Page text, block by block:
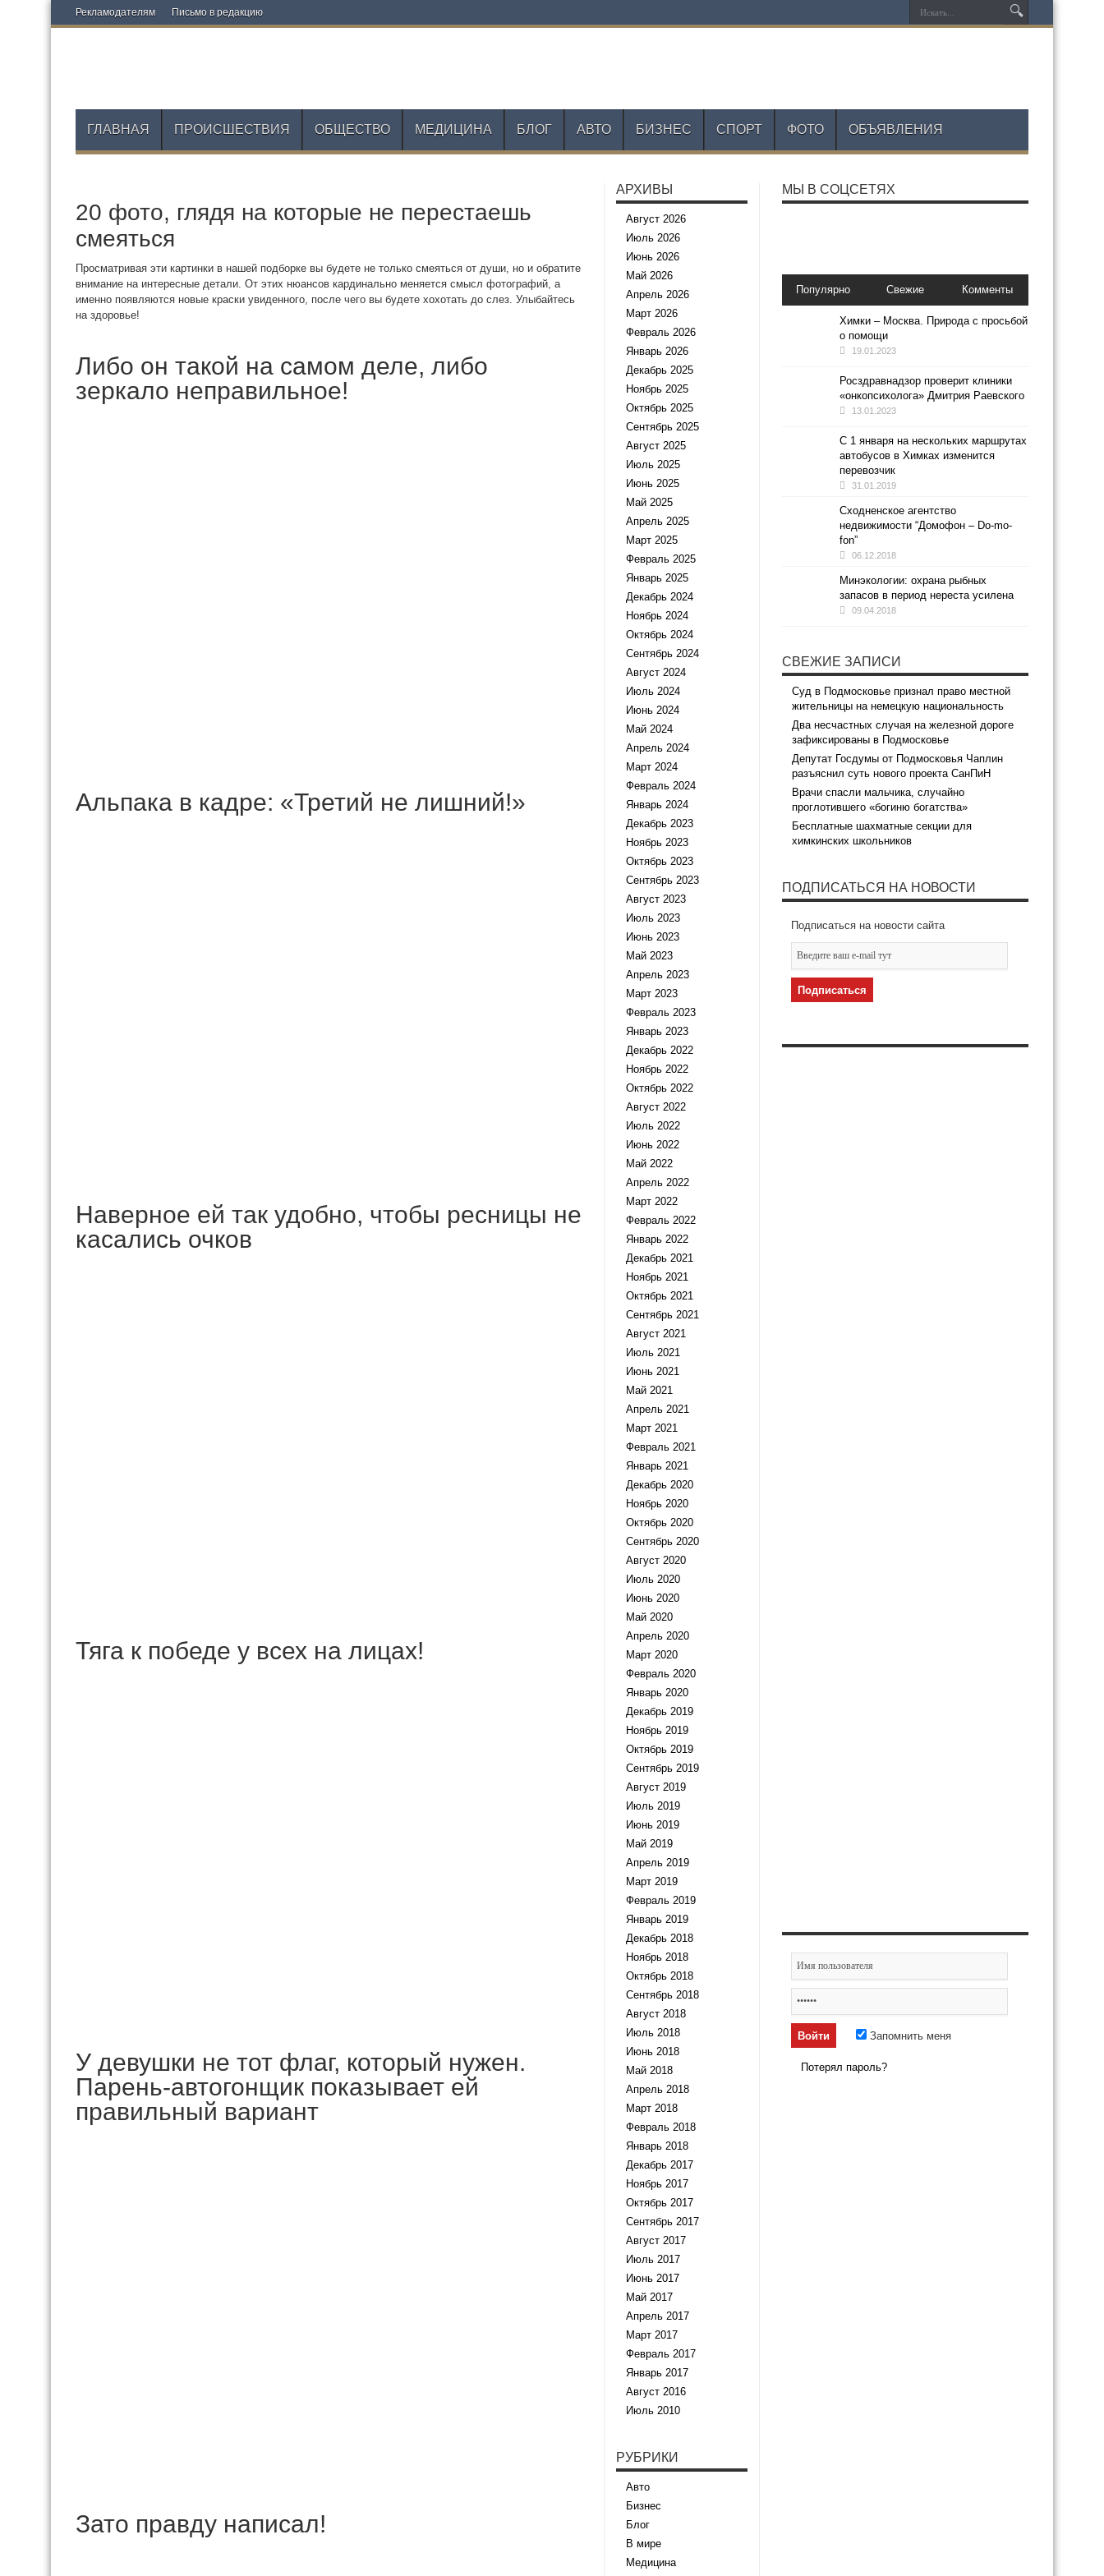
Рекламодателям Письмо в редакцию
ГЛАВНАЯ ПРОИСШЕСТВИЯ ОБЩЕСТВО МЕДИЦИНА БЛОГ АВТО БИЗНЕС СПОРТ ФОТО ОБЪЯВЛЕНИЯ
20 фото, глядя на которые не перестаешь
смеяться
Просматривая эти картинки в нашей подборке вы будете не только смеяться от души, но и обратите
внимание на интересные детали. От этих нюансов кардинально меняется смысл фотографий, а
именно появляются новые краски увиденного, после чего вы будете хохотать до слез. Улыбайтесь
на здоровье!
Либо он такой на самом деле, либо
зеркало неправильное!
Альпака в кадре: «Третий не лишний!»
Наверное ей так удобно, чтобы ресницы не
касались очков
Тяга к победе у всех на лицах!
У девушки не тот флаг, который нужен.
Парень-автогонщик показывает ей
правильный вариант
Зато правду написал!
АРХИВЫ
Август 2026
Июль 2026
Июнь 2026
Май 2026
Апрель 2026
Март 2026
Февраль 2026
Январь 2026
Декабрь 2025
Ноябрь 2025
Октябрь 2025
Сентябрь 2025
Август 2025
Июль 2025
Июнь 2025
Май 2025
Апрель 2025
Март 2025
Февраль 2025
Январь 2025
Декабрь 2024
Ноябрь 2024
Октябрь 2024
Сентябрь 2024
Август 2024
Июль 2024
Июнь 2024
Май 2024
Апрель 2024
Март 2024
Февраль 2024
Январь 2024
Декабрь 2023
Ноябрь 2023
Октябрь 2023
Сентябрь 2023
Август 2023
Июль 2023
Июнь 2023
Май 2023
Апрель 2023
Март 2023
Февраль 2023
Январь 2023
Декабрь 2022
Ноябрь 2022
Октябрь 2022
Август 2022
Июль 2022
Июнь 2022
Май 2022
Апрель 2022
Март 2022
Февраль 2022
Январь 2022
Декабрь 2021
Ноябрь 2021
Октябрь 2021
Сентябрь 2021
Август 2021
Июль 2021
Июнь 2021
Май 2021
Апрель 2021
Март 2021
Февраль 2021
Январь 2021
Декабрь 2020
Ноябрь 2020
Октябрь 2020
Сентябрь 2020
Август 2020
Июль 2020
Июнь 2020
Май 2020
Апрель 2020
Март 2020
Февраль 2020
Январь 2020
Декабрь 2019
Ноябрь 2019
Октябрь 2019
Сентябрь 2019
Август 2019
Июль 2019
Июнь 2019
Май 2019
Апрель 2019
Март 2019
Февраль 2019
Январь 2019
Декабрь 2018
Ноябрь 2018
Октябрь 2018
Сентябрь 2018
Август 2018
Июль 2018
Июнь 2018
Май 2018
Апрель 2018
Март 2018
Февраль 2018
Январь 2018
Декабрь 2017
Ноябрь 2017
Октябрь 2017
Сентябрь 2017
Август 2017
Июль 2017
Июнь 2017
Май 2017
Апрель 2017
Март 2017
Февраль 2017
Январь 2017
Август 2016
Июль 2010
РУБРИКИ
Авто
Бизнес
Блог
В мире
Медицина
МЫ В СОЦСЕТЯХ
Популярно Свежие Комменты
Химки – Москва. Природа с просьбой
о помощи
19.01.2023
Росздравнадзор проверит клиники
«онкопсихолога» Дмитрия Раевского
13.01.2023
С 1 января на нескольких маршрутах
автобусов в Химках изменится
перевозчик
31.01.2019
Сходненское агентство
недвижимости “Домофон – Do-mo-
fon”
06.12.2018
Минэкологии: охрана рыбных
запасов в период нереста усилена
09.04.2018
СВЕЖИЕ ЗАПИСИ
Суд в Подмосковье признал право местной
жительницы на немецкую национальность
Два несчастных случая на железной дороге
зафиксированы в Подмосковье
Депутат Госдумы от Подмосковья Чаплин
разъяснил суть нового проекта СанПиН
Врачи спасли мальчика, случайно
проглотившего «богиню богатства»
Бесплатные шахматные секции для
химкинских школьников
ПОДПИСАТЬСЯ НА НОВОСТИ
Подписаться на новости сайта
Запомнить меня
Потерял пароль?